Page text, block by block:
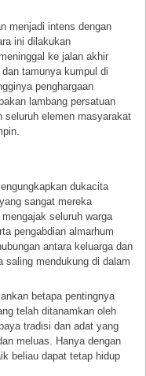
menjadi intens dengan
ini dilakukan
ke jalan akhir
tamunya kumpul di
penghargaan
lambang persatuan
seluruh elemen masyarakat
dukacita
sangat mereka
seluruh warga
pengabdian almarhum
antara keluarga dan
saling mendukung di dalam
betapa pentingnya
telah ditanamkan oleh
tradisi dan adat yang
meluas. Hanya dengan
beliau dapat tetap hidup